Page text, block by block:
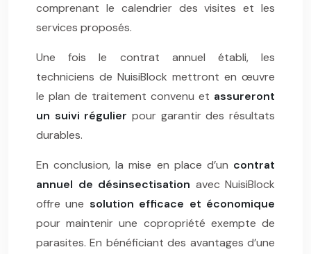
comprenant le calendrier des visites et les
services proposés.
Une fois le contrat annuel établi, les
techniciens de NuisiBlock mettront en œuvre
le plan de traitement convenu et assureront
un suivi régulier pour garantir des résultats
durables.
En conclusion, la mise en place d’un contrat
annuel de désinsectisation avec NuisiBlock
offre une solution efficace et économique
pour maintenir une copropriété exempte de
parasites. En bénéficiant des avantages d’une